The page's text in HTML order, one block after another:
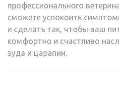
профессионального
сможете успокоить
и сделать так, чтобы ваш
комфортно и счастливо
зуда и царапин.